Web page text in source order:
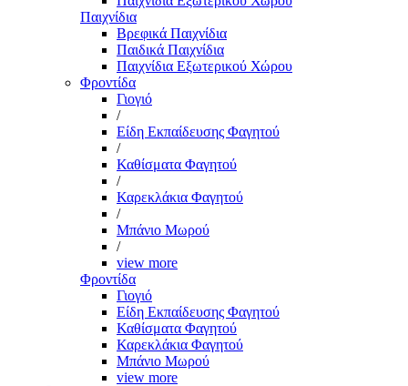
Παιχνίδια
Βρεφικά Παιχνίδια
Παιδικά Παιχνίδια
Παιχνίδια Εξωτερικού Χώρου
Φροντίδα
Γιογιό
/
Είδη Εκπαίδευσης Φαγητού
/
Καθίσματα Φαγητού
/
Καρεκλάκια Φαγητού
/
Μπάνιο Μωρού
/
view more
Φροντίδα
Γιογιό
Είδη Εκπαίδευσης Φαγητού
Καθίσματα Φαγητού
Καρεκλάκια Φαγητού
Μπάνιο Μωρού
view more